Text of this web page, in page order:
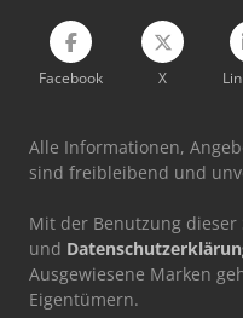
Haas Vm-3
Facebook X
Alle Informationen,
sind freibleibend und
Mit der Benutzung dieser
und
Ausgewiesene Marken
Eigentümern.